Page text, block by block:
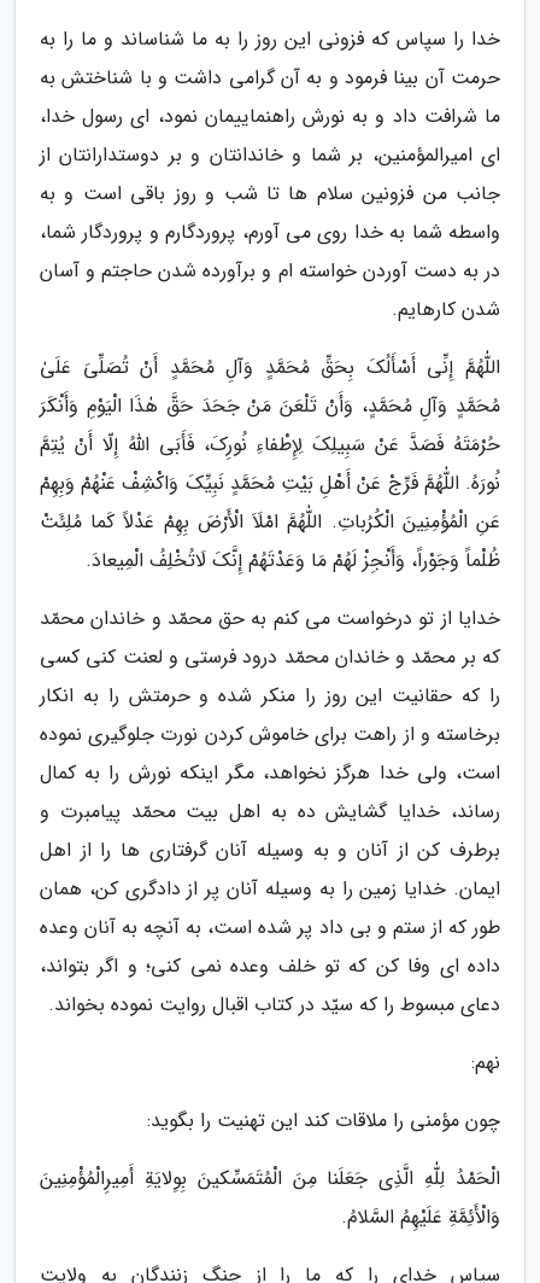
خدا را سپاس که فزونی این روز را به ما شناساند و ما را به
حرمت آن بینا فرمود و به آن گرامی داشت و با شناختش به
ما شرافت داد و به نورش راهنماییمان نمود، ای رسول خدا،
ای امیرالمؤمنین، بر شما و خاندانتان و بر دوستدارانتان از
جانب من فزونین سلام ها تا شب و روز باقی است و به
واسطه شما به خدا روی می آورم، پروردگارم و پروردگار شما،
در به دست آوردن خواسته ام و برآورده شدن حاجتم و آسان
شدن کارهایم.
اللّٰهُمَّ إِنِّى أَسْأَلُکَ بِحَقِّ مُحَمَّدٍ وَآلِ مُحَمَّدٍ أَنْ تُصَلِّىَ عَلَىٰ
مُحَمَّدٍ وَآلِ مُحَمَّدٍ، وَأَنْ تَلْعَنَ مَنْ جَحَدَ حَقَّ هٰذَا الْیَوْمِ وَأَنْکَرَ
حُرْمَتَهُ فَصَدَّ عَنْ سَبِیلِکَ لِإِطْفاءِ نُورِکَ، فَأَبَى اللّٰهُ إِلّا أَنْ یُتِمَّ
نُورَهُ. اللّٰهُمَّ فَرِّجْ عَنْ أَهْلِ بَیْتِ مُحَمَّدٍ نَبِیِّکَ وَاکْشِفْ عَنْهُمْ وَبِهِمْ
عَنِ الْمُؤْمِنِینَ الْکُرُباتِ. اللّٰهُمَّ امْلَاَ الْأَرْضَ بِهِمْ عَدْلاً کَما مُلِئَتْ
ظُلْماً وَجَوْراً، وَأَنْجِزْ لَهُمْ مَا وَعَدْتَهُمْ إِنَّکَ لَاتُخْلِفُ الْمِیعادَ.
خدایا از تو درخواست می کنم به حق محمّد و خاندان محمّد
که بر محمّد و خاندان محمّد درود فرستی و لعنت کنی کسی
را که حقانیت این روز را منکر شده و حرمتش را به انکار
برخاسته و از راهت برای خاموش کردن نورت جلوگیری نموده
است، ولی خدا هرگز نخواهد، مگر اینکه نورش را به کمال
رساند، خدایا گشایش ده به اهل بیت محمّد پیامبرت و
برطرف کن از آنان و به وسیله آنان گرفتاری ها را از اهل
ایمان. خدایا زمین را به وسیله آنان پر از دادگری کن، همان
طور که از ستم و بی داد پر شده است، به آنچه به آنان وعده
داده ای وفا کن که تو خلف وعده نمی کنی؛ و اگر بتواند،
دعاى مبسوط را که سیّد در کتاب اقبال روایت نموده بخواند.
نهم:
چون مؤمنی را ملاقات کند این تهنیت را بگوید:
الْحَمْدُ لِلّٰهِ الَّذِی جَعَلَنا مِنَ الْمُتَمَسِّکینَ بِوِلایَةِ أَمِیرِالْمُؤْمِنِینَ
وَالْأَئِمَّةِ عَلَیْهِمُ السَّلامُ.
سپاس خدای را که ما را از چنگ زنندگان به ولایت